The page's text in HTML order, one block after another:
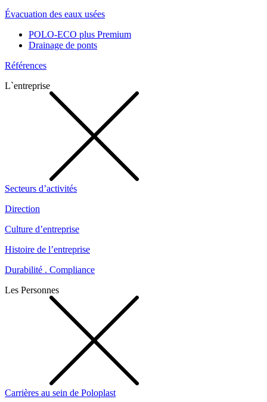
Évacuation des eaux usées
POLO-ECO plus Premium
Drainage de ponts
Références
L`entreprise
Secteurs d’activités
Direction
Culture d’entreprise
Histoire de l’entreprise
Durabilité . Compliance
Les Personnes
Carrières au sein de Poloplast